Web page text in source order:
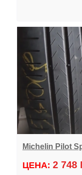
Michelin Pilot
ЦЕНА: 2